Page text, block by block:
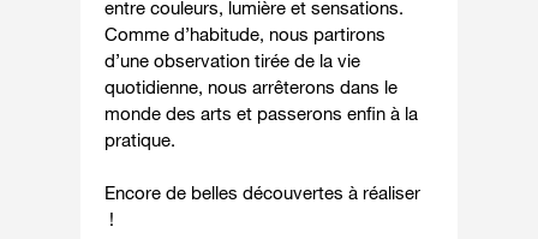
entre couleurs, lumière et sensations.
Comme d’habitude, nous partirons
d’une observation tirée de la vie
quotidienne, nous arrêterons dans le
monde des arts et passerons enfin à la
pratique.
Encore de belles découvertes à réaliser
!